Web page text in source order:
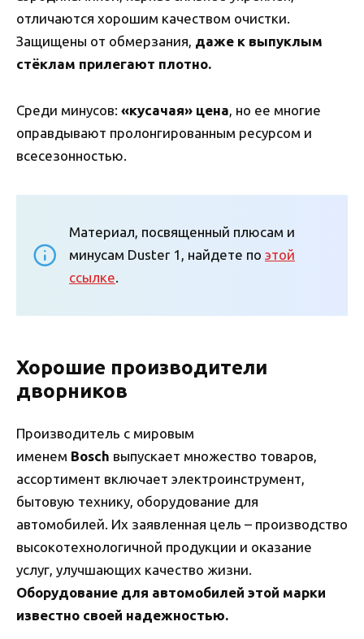
отличаются хорошим качеством очистки.
Защищены от обмерзания, даже к выпуклым
стёклам прилегают плотно.
Среди минусов: «кусачая» цена , но ее многие
оправдывают пролонгированным ресурсом и
всесезонностью.
Материал, посвященный плюсам и
минусам Duster 1, найдете по этой
ссылке.
Хорошие производители
дворников
Производитель с мировым
именем Bosch выпускает множество товаров,
ассортимент включает электроинструмент,
бытовую технику, оборудование для
автомобилей. Их заявленная цель – производство
высокотехнологичной продукции и оказание
услуг, улучшающих качество жизни.
Оборудование для автомобилей этой марки
известно своей надежностью.